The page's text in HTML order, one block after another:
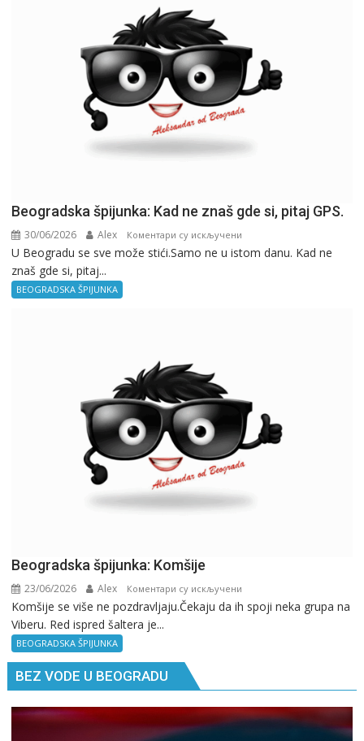
Beogradska špijunka: Kad ne znaš gde si, pitaj GPS.
30/06/2026 Alex Коментари су искључени
Beogradska
U Beogradu se sve može stići.Samo ne u istom danu. Kad ne
znaš gde si, pitaj...
BEOGRADSKA ŠPIJUNKA
Beogradska špijunka: Komšije
23/06/2026 Alex Коментари су искључени
Beogradska
Komšije se više ne pozdravljaju.Čekaju da ih spoji neka grupa na
Viberu. Red ispred šaltera je...
BEOGRADSKA ŠPIJUNKA
BEZ VODE U BEOGRADU